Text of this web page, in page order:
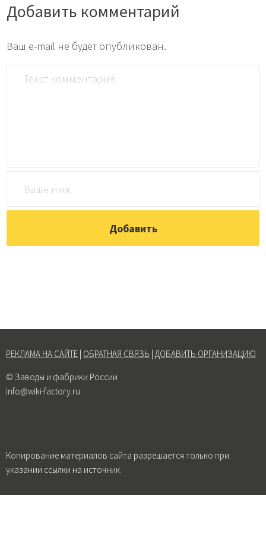
Добавить комментарий
Ваш e-mail не будет опубликован.
РЕКЛАМА НА САЙТЕ ОБРАТНАЯ СВЯЗЬ ДОБАВИТЬ ОРГАНИЗАЦИЮ
© Заводы и фабрики России
info@wiki-factory.ru
Копирование материалов сайта разрешается только при
указании ссылки на источник.